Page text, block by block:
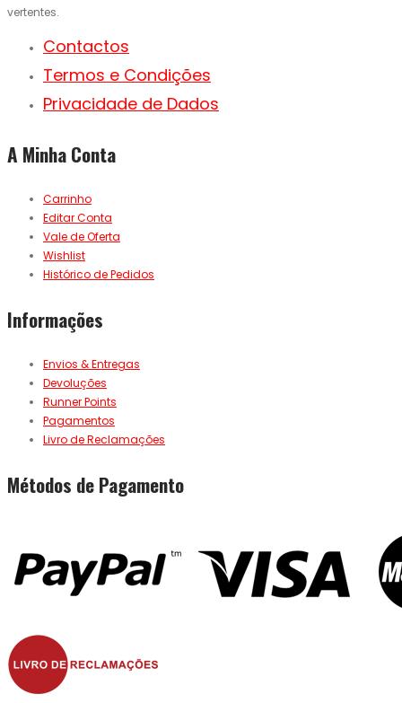
vertentes.
Contactos
Termos e Condições
Privacidade de Dados
A Minha Conta
Carrinho
Editar Conta
Vale de Oferta
Wishlist
Histórico de Pedidos
Informações
Envios & Entregas
Devoluções
Runner Points
Pagamentos
Livro de Reclamações
Métodos de Pagamento